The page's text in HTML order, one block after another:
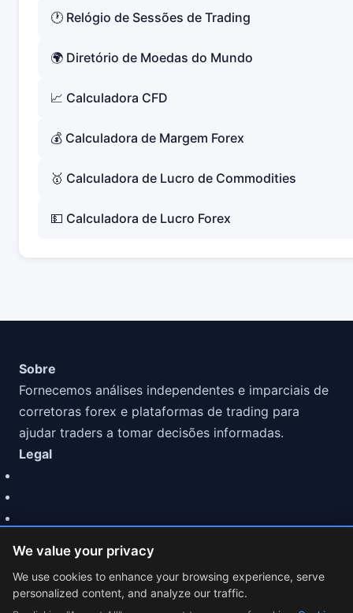
🕐 Relógio de Sessões de Trading
🌍 Diretório de Moedas do Mundo
📈 Calculadora CFD
💰 Calculadora de Margem Forex
🥇 Calculadora de Lucro de Commodities
💵 Calculadora de Lucro Forex
We value your privacy
We use cookies to enhance your browsing experience, serve
personalized content, and analyze our traffic.
Sobre
Fornecemos análises independentes e imparciais de
corretoras forex e plataformas de trading para
ajudar traders a tomar decisões informadas.
Legal
© 2026 MarketCFD | Análise de Brokers Forex. Trading